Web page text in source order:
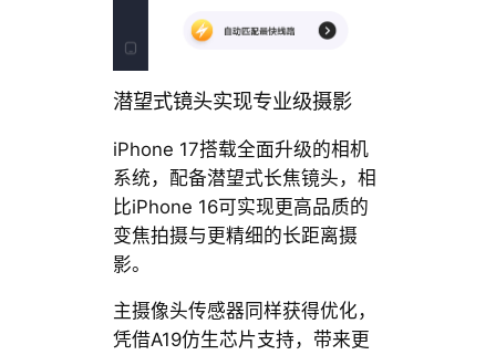
潜望式镜头实现专业级摄影
iPhone 17搭载全面升级的相机
系统，配备潜望式长焦镜头，相
比iPhone 16可实现更高品质的
变焦拍摄与更精细的长距离摄
影。
主摄像头传感器同样获得优化，
凭借A19仿生芯片支持，带来更